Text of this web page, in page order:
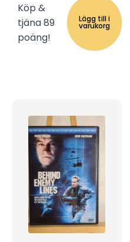
Köp &
tjäna 89
poäng!
Lägg till i
varukorg